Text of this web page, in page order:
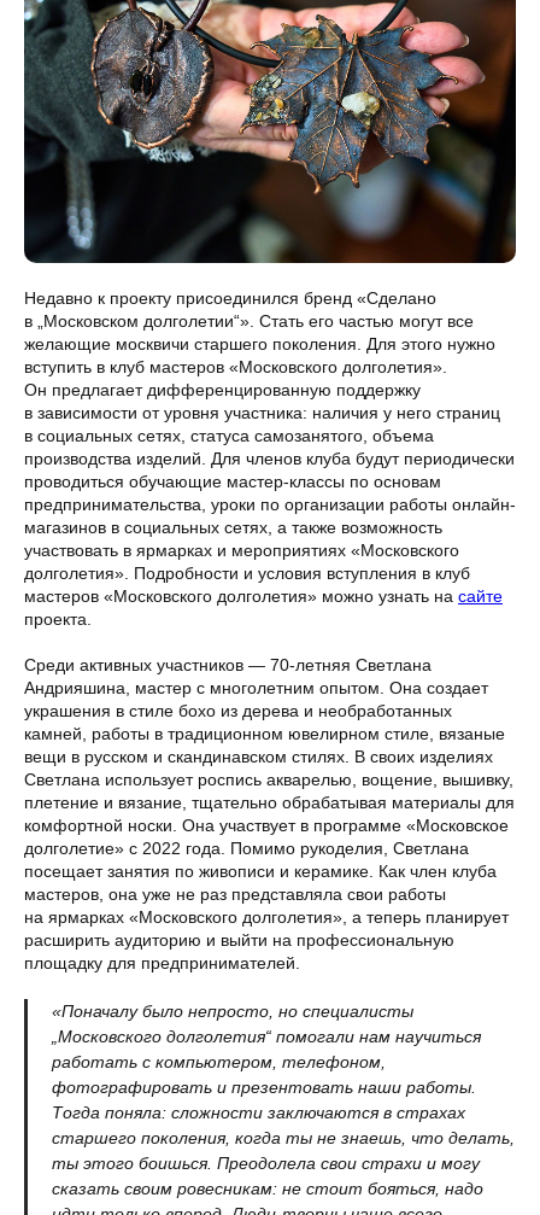
Недавно к проекту присоединился бренд «Сделано
в „Московском долголетии“». Стать его частью могут все
желающие москвичи старшего поколения. Для этого нужно
вступить в клуб мастеров «Московского долголетия».
Он предлагает дифференцированную поддержку
в зависимости от уровня участника: наличия у него страниц
в социальных сетях, статуса самозанятого, объема
производства изделий. Для членов клуба будут периодически
проводиться обучающие мастер-классы по основам
предпринимательства, уроки по организации работы онлайн-
магазинов в социальных сетях, а также возможность
участвовать в ярмарках и мероприятиях «Московского
долголетия». Подробности и условия вступления в клуб
мастеров «Московского долголетия» можно узнать на сайте
проекта.
Среди активных участников — 70-летняя Светлана
Андрияшина, мастер с многолетним опытом. Она создает
украшения в стиле бохо из дерева и необработанных
камней, работы в традиционном ювелирном стиле, вязаные
вещи в русском и скандинавском стилях. В своих изделиях
Светлана использует роспись акварелью, вощение, вышивку,
плетение и вязание, тщательно обрабатывая материалы для
комфортной носки. Она участвует в программе «Московское
долголетие» с 2022 года. Помимо рукоделия, Светлана
посещает занятия по живописи и керамике. Как член клуба
мастеров, она уже не раз представляла свои работы
на ярмарках «Московского долголетия», а теперь планирует
расширить аудиторию и выйти на профессиональную
площадку для предпринимателей.
«Поначалу было непросто, но специалисты
„Московского долголетия“ помогали нам научиться
работать с компьютером, телефоном,
фотографировать и презентовать наши работы.
Тогда поняла: сложности заключаются в страхах
старшего поколения, когда ты не знаешь, что делать,
ты этого боишься. Преодолела свои страхи и могу
сказать своим ровесникам: не стоит бояться, надо